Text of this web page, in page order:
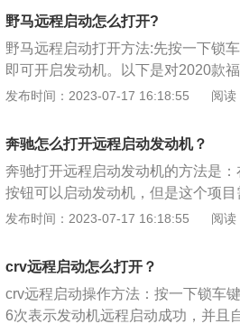
范围通常不低于50米，如果车辆置
前启动发动机或电动机。
野马远程启动怎么打开?
野马远程启动打开方法:先按一下锁
即可开启发动机。以下是对2020款
94mm、宽1916mm、高1391mm，
式独立悬架，最大马力是299ps，最
匹配的是10挡手自一体变速箱。
发布时间：2023-07-17 16:18:55 阅读
奔驰怎么打开远程启动发动机？
奔驰打开远程启动发动机的方法是
按钮可以启动发动机，但是这个项
行购买，部分地区可以申请免费试
例，其属于中大型suv，车身尺寸长
m。轴距为2959mm。前轮距为
整备质量为2205kg。
发布时间：2023-07-17 16:18:55 阅读
crv远程启动怎么打开？
crv远程启动操作方法：按一下锁车
6次表示发动机远程启动成功，并且